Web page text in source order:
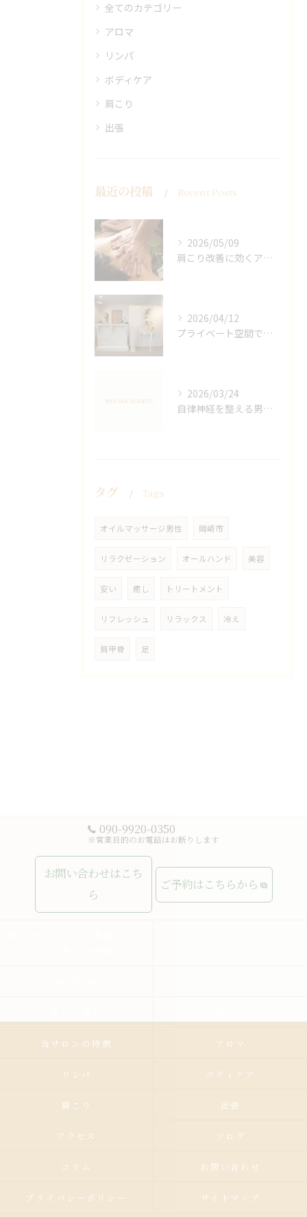
全てのカテゴリー
アロマ
リンパ
ボディケア
肩こり
出張
最近の投稿 Recent Posts
2026/05/09
肩こり改善に効くアロマリンパの手技と効果
2026/04/12
プライベート空間で極上アロマリンパケアの効果
2026/03/24
自律神経を整える男性オイルマッサージ
タグ Tags
オイルマッサージ男性 岡崎市
リラクゼーション オールハンド 美容
安い 癒し トリートメント
リフレッシュ リラックス 冷え
肩甲骨 足
090-9920-0350
※営業目的のお電話はお断りします
お問い合わせはこち
ら
ご予約はこちらから
当サロンの特徴 アロマ
リンパ ボディケア
肩こり 出張
アクセス ブログ
コラム お問い合わせ
プライバシーポリシー サイトマップ